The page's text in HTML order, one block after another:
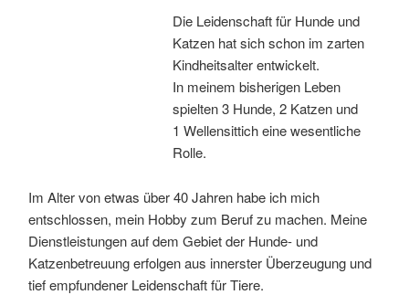
Die Leidenschaft für Hunde und
Katzen hat sich schon im zarten
Kindheitsalter entwickelt.
In meinem bisherigen Leben
spielten 3 Hunde, 2 Katzen und
1 Wellensittich eine wesentliche
Rolle.
Im Alter von etwas über 40 Jahren habe ich mich
entschlossen, mein Hobby zum Beruf zu machen. Meine
Dienstleistungen auf dem Gebiet der Hunde- und
Katzenbetreuung erfolgen aus innerster Überzeugung und
tief empfundener Leidenschaft für Tiere.